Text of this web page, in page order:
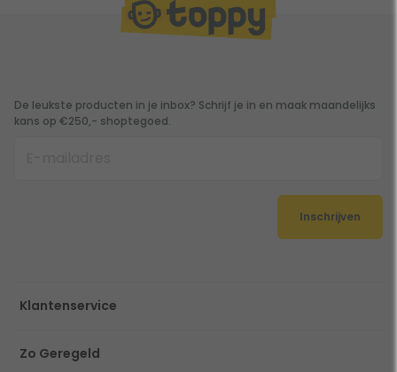
De leukste producten in je inbox? Schrijf je in en maak maandelijks
kans op €250,- shoptegoed.
Inschrijven
Klantenservice
Zo Geregeld